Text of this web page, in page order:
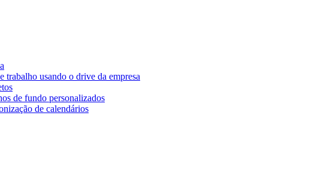
trabalho usando o drive da empresa
de fundo personalizados
de calendários